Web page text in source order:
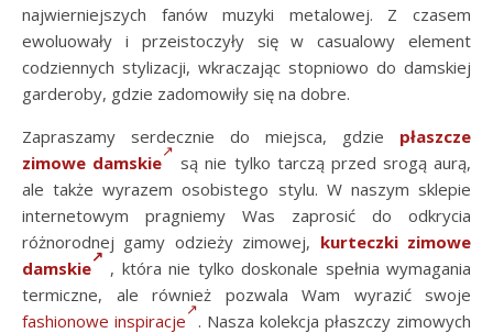
najwierniejszych fanów muzyki metalowej. Z czasem
ewoluowały i przeistoczyły się w casualowy element
codziennych stylizacji, wkraczając stopniowo do damskiej
garderoby, gdzie zadomowiły się na dobre.
Zapraszamy serdecznie do miejsca, gdzie płaszcze
zimowe damskie
są nie tylko tarczą przed srogą aurą,
ale także wyrazem osobistego stylu. W naszym sklepie
internetowym pragniemy Was zaprosić do odkrycia
różnorodnej gamy odzieży zimowej, kurteczki zimowe
damskie
, która nie tylko doskonale spełnia wymagania
termiczne, ale również pozwala Wam wyrazić swoje
fashionowe inspiracje
. Nasza kolekcja płaszczy zimowych